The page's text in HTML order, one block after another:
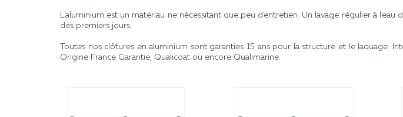
L'aluminium est un matériau ne nécessitant que peu d'entretien. Un lavage régulier à
des premiers jours.
Toutes nos clôtures en aluminium sont garanties 15 ans pour la structure et le laquage.
Origine France Garantie, Qualicoat ou encore Qualimarine.